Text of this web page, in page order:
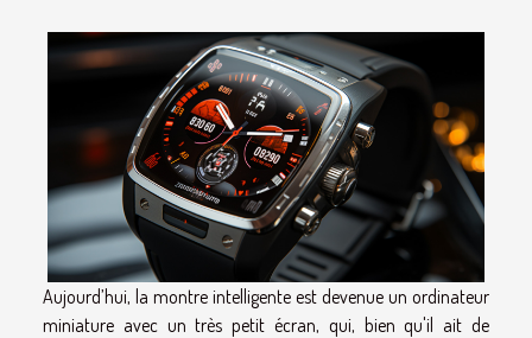
Aujourd’hui, la montre intelligente est devenue un ordinateur
miniature avec un très petit écran, qui, bien qu'il ait de